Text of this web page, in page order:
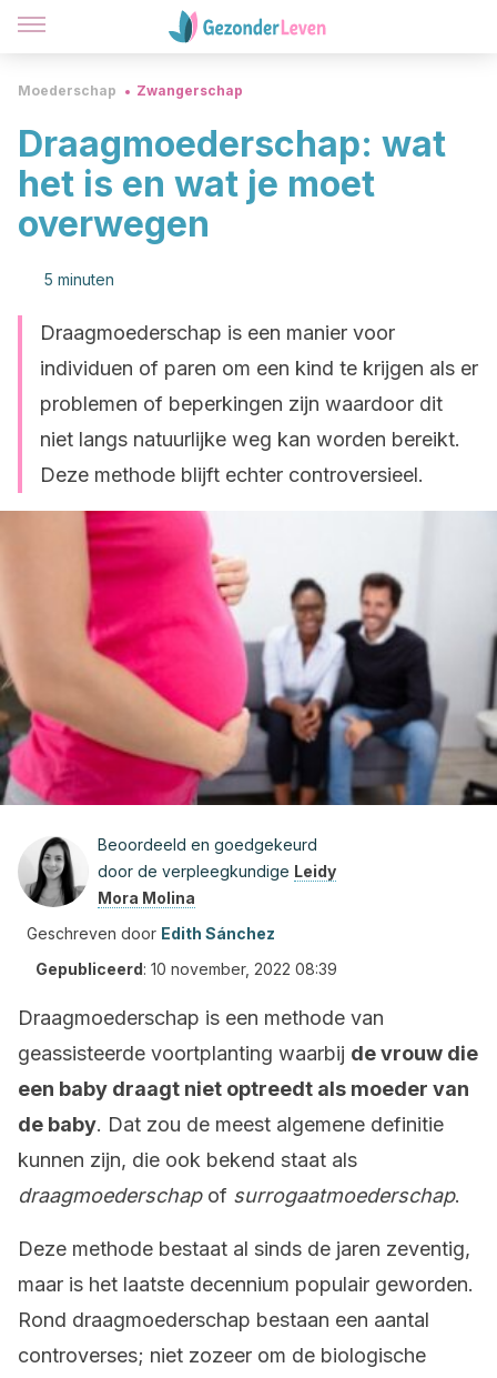
Moederschap Zwangerschap
Draagmoederschap: wat
het is en wat je moet
overwegen
5 minuten
Draagmoederschap is een manier voor
individuen of paren om een kind te krijgen als er
problemen of beperkingen zijn waardoor dit
niet langs natuurlijke weg kan worden bereikt.
Deze methode blijft echter controversieel.
Beoordeeld en goedgekeurd
door de verpleegkundige Leidy
Mora Molina
Geschreven door Edith Sánchez
Gepubliceerd: 10 november, 2022 08:39
Draagmoederschap is een methode van
geassisteerde voortplanting waarbij de vrouw die
een baby draagt niet optreedt als moeder van
de baby. Dat zou de meest algemene definitie
kunnen zijn, die ook bekend staat als
draagmoederschapof surrogaatmoederschap.
Deze methode bestaat al sinds de jaren zeventig,
maar is het laatste decennium populair geworden.
Rond draagmoederschap bestaan een aantal
controverses; niet zozeer om de biologische